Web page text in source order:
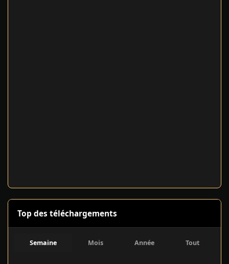
Top des téléchargements
Semaine Mois Année Tout